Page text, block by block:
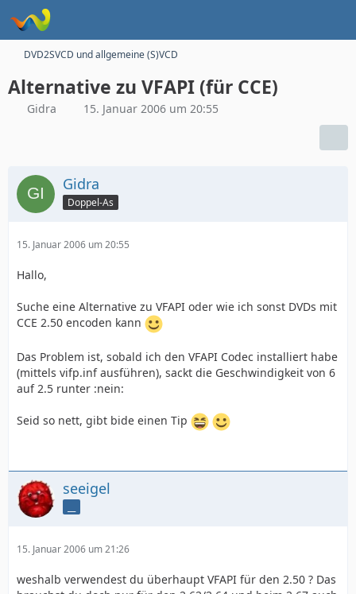
DVD2SVCD und allgemeine (S)VCD
Alternative zu VFAPI (für CCE)
Gidra 15. Januar 2006 um 20:55
Gidra
Doppel-As
15. Januar 2006 um 20:55
Hallo,
Suche eine Alternative zu VFAPI oder wie ich sonst DVDs mit
CCE 2.50 encoden kann
Das Problem ist, sobald ich den VFAPI Codec installiert habe
(mittels vifp.inf ausführen), sackt die Geschwindigkeit von 6
auf 2.5 runter :nein:
Seid so nett, gibt bide einen Tip
seeigel
15. Januar 2006 um 21:26
weshalb verwendest du überhaupt VFAPI für den 2.50 ? Das